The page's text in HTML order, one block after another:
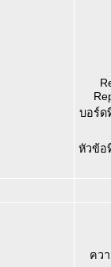
บอร์ด
หัวข้อ
คว